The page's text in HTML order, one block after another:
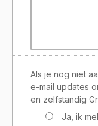
Als je nog niet
e-mail updates
en zelfstandig
Ja, ik